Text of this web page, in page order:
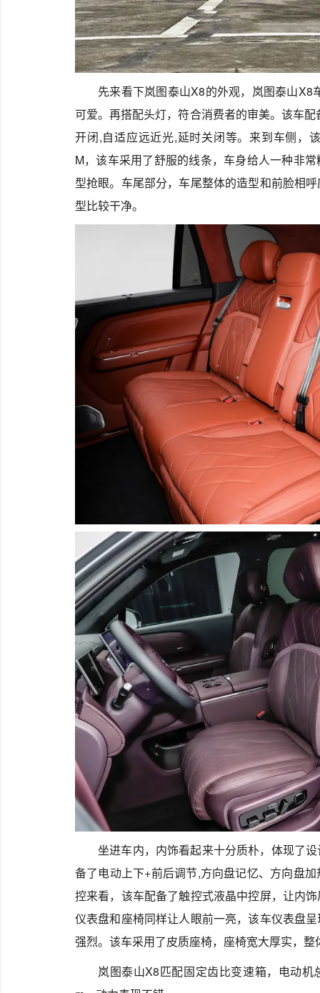
先来看下岚图泰山X8的外观，岚图泰山
可爱。再搭配头灯，符合消费者的审美。该车
开闭,自适应远近光,延时关闭等。来到车侧，
M，该车采用了舒服的线条，车身给人一种非
型抢眼。车尾部分，车尾整体的造型和前脸相
型比较干净。
坐进车内，内饰看起来十分质朴，体现了
备了电动上下+前后调节,方向盘记忆、方向盘
控来看，该车配备了触控式液晶中控屏，让内
仪表盘和座椅同样让人眼前一亮，该车仪表盘
强烈。该车采用了皮质座椅，座椅宽大厚实，
岚图泰山X8匹配固定齿比变速箱，电动